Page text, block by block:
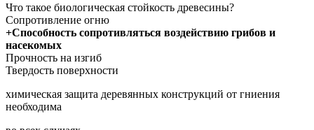
Что такое биологическая стойкость древесины?
Сопротивление огню
+Способность сопротивляться воздействию грибов и
насекомых
Прочность на изгиб
Твердость поверхности
химическая защита деревянных конструкций от гниения
необходима